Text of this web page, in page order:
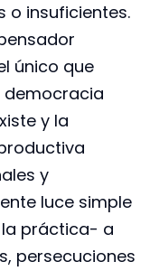
o insuficientes.
único que
democracia
y la
y
luce simple
práctica- a
persecuciones